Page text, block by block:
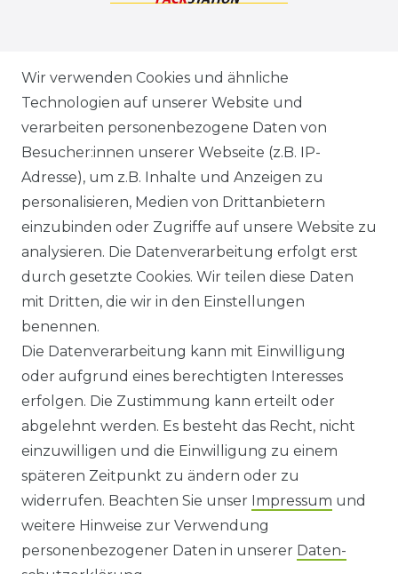
VERSANDARTEN & -KOSTEN
GEWERBETREIBENDE?
HILFE
KONTAKT
ANFAHRT
WIDERRUFS­FORMULAR
HINWEISE ZUR BATTERIEENTSORGUNG
IMPRESSUM
AGB UND KUNDENINFORMATIONEN
DATENSCHUTZERKLÄRUNG
Wir verwenden Cookies und ähnliche
Technologien auf unserer Website und
verarbeiten personenbezogene Daten von
Besucher:innen unserer Webseite (z.B. IP-
Adresse), um z.B. Inhalte und Anzeigen zu
personalisieren, Medien von Drittanbietern
einzubinden oder Zugriffe auf unsere Website zu
analysieren. Die Datenverarbeitung erfolgt erst
durch gesetzte Cookies. Wir teilen diese Daten
mit Dritten, die wir in den Einstellungen
benennen.
Die Datenverarbeitung kann mit Einwilligung
oder aufgrund eines berechtigten Interesses
erfolgen. Die Zustimmung kann erteilt oder
abgelehnt werden. Es besteht das Recht, nicht
einzuwilligen und die Einwilligung zu einem
späteren Zeitpunkt zu ändern oder zu
widerrufen. Beachten Sie unser Impressum und
weitere Hinweise zur Verwendung
personenbezogener Daten in unserer Daten­